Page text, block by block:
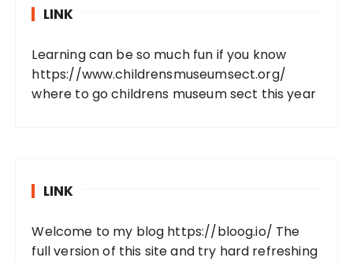
LINK
Learning can be so much fun if you know
https://www.childrensmuseumsect.org/
where to go childrens museum sect this year
LINK
Welcome to my blog https://bloog.io/ The
full version of this site and try hard refreshing